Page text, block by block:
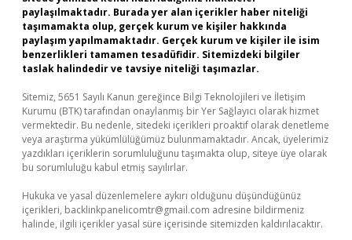
paylaşılmaktadır. Burada yer alan içerikler haber niteliği
taşımamakta olup, gerçek kurum ve kişiler hakkında
paylaşım yapılmamaktadır. Gerçek kurum ve kişiler ile isim
benzerlikleri tamamen tesadüfidir. Sitemizdeki bilgiler
taslak halindedir ve tavsiye niteliği taşımazlar.
Sitemiz, 5651 Sayılı Kanun gereğince Bilgi Teknolojileri ve İletişim
Kurumu (BTK) tarafından onaylanmış bir Yer Sağlayıcı olarak hizmet
vermektedir. Bu nedenle, sitedeki içerikleri proaktif olarak denetleme
veya araştırma yükümlülüğümüz bulunmamaktadır. Ancak, üyelerimiz
yazdıkları içeriklerin sorumluluğunu taşımakta olup, siteye üye olarak
bu sorumluluğu kabul etmiş sayılırlar.
Hukuka ve yasal düzenlemelere aykırı olduğunu düşündüğünüz
içerikleri, backlinkpanelicomtr@gmail.com adresine bildirmeniz
halinde, ilgili içerikler yasal süre içerisinde sitemizden kaldırılacaktır.